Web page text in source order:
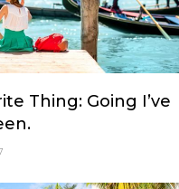
Thing: Going I’ve